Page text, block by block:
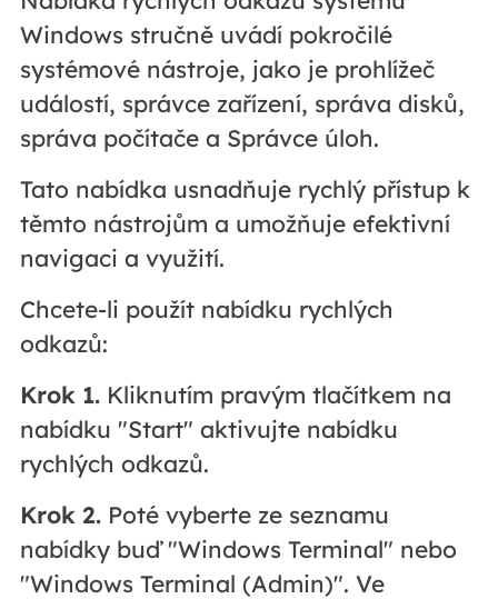
Windows stručně uvádí pokročilé
systémové nástroje, jako je prohlížeč
událostí, správce zařízení, správa disků,
správa počítače a Správce úloh.
Tato nabídka usnadňuje rychlý přístup k
těmto nástrojům a umožňuje efektivní
navigaci a využití.
Chcete-li použít nabídku rychlých
odkazů:
Krok 1.Kliknutím pravým tlačítkem na
nabídku "Start" aktivujte nabídku
rychlých odkazů.
Krok 2.Poté vyberte ze seznamu
nabídky buď "Windows Terminal" nebo
"Windows Terminal (Admin)". Ve